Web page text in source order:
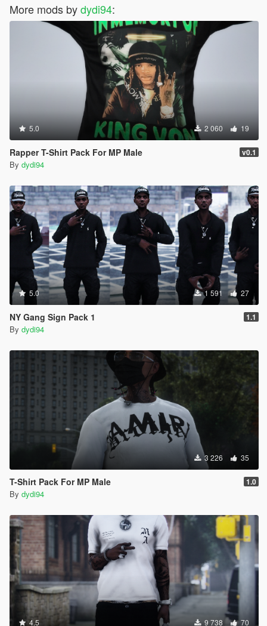
More mods bydydi94:
5.0 2 060 19
Rapper T-Shirt Pack For MP Male v0.1
By dydi94
5.0 1 591 27
NY Gang Sign Pack 1 1.1
By dydi94
3 226 35
T-Shirt Pack For MP Male 1.0
By dydi94
4.5 9 738 70